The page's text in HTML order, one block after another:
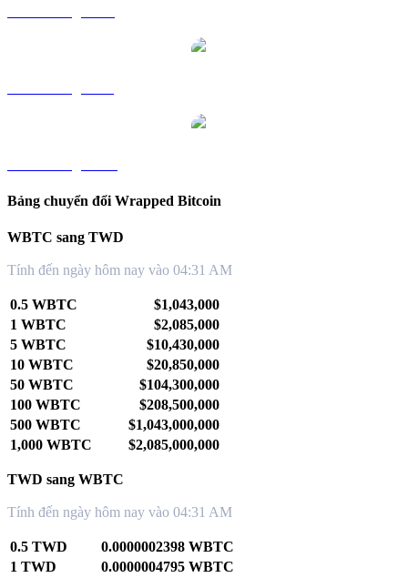
Bảng chuyển đổi Wrapped Bitcoin
WBTC sang TWD
Tính đến ngày hôm nay vào 04:31 AM
0.5 WBTC
$1,043,000
1 WBTC
$2,085,000
5 WBTC
$10,430,000
10 WBTC
$20,850,000
50 WBTC
$104,300,000
100 WBTC
$208,500,000
500 WBTC
$1,043,000,000
1,000 WBTC
$2,085,000,000
TWD sang WBTC
Tính đến ngày hôm nay vào 04:31 AM
0.5 TWD
0.0000002398 WBTC
1 TWD
0.0000004795 WBTC